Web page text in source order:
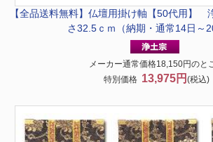
【全品送料無料】 仏壇用掛け軸【50代用】
さ32.5ｃｍ（納期・通常14日～
メーカー通常価格18,150円のと
特別価格 13,975円(税込)